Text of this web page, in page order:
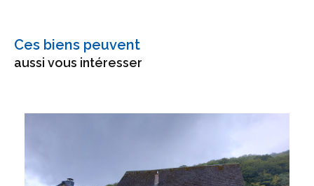
Ces biens peuvent
aussi vous intéresser